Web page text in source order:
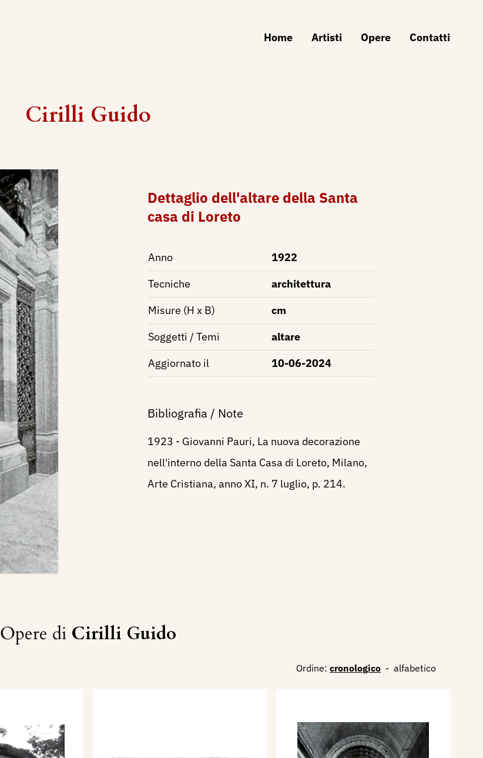
Home Artisti Opere Contatti
Cirilli Guido
Dettaglio dell'altare della Santa
casa di Loreto
Anno
1922
Tecniche
architettura
Misure (H x B)
cm
Soggetti / Temi
altare
Aggiornato il
10-06-2024
Bibliografia / Note
1923 - Giovanni Pauri, La nuova decorazione
nell'interno della Santa Casa di Loreto, Milano,
Arte Cristiana, anno XI, n. 7 luglio, p. 214.
Opere di Cirilli Guido
Ordine: cronologico - alfabetico